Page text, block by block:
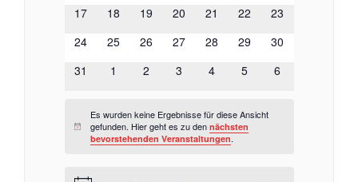
017
018
019
0
20
0
21
0
22
0
23
0
24
0
25
0
26
0
27
0
28
0
29
0
30
0
31
01
0
2
0
3
0
4
0
5
0
6
Hinweis
Es wurden keine Ergebnisse für diese Ansicht
gefunden. Hier geht es zu dennächsten
bevorstehenden Veranstaltungen.